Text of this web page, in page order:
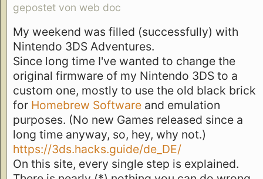
gepostet von web doc
My weekend was filled (successfully) with
Nintendo 3DS Adventures.
Since long time I've wanted to change the
original firmware of my Nintendo 3DS to a
custom one, mostly to use the old black brick
for Homebrew Software and emulation
purposes. (No new Games released since a
long time anyway, so, hey, why not.)
https://3ds.hacks.guide/de_DE/
On this site, every single step is explained.